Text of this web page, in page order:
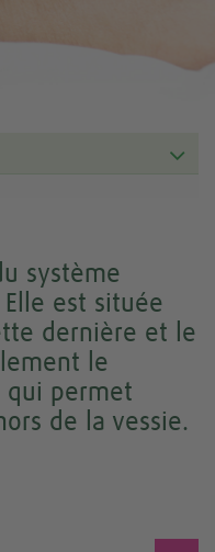
système
est située
dernière et le
le
qui permet
de la vessie.